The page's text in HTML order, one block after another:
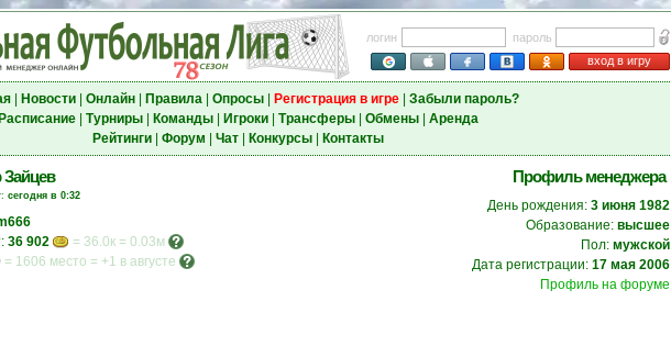
логин
пароль
вход в игру
| Новости| Онлайн| Правила| Опросы| Регистрация в игре| Забыли пароль?
Расписание| Турниры| Команды| Игроки| Трансферы| Обмены| Аренда
Рейтинги| Форум Чат| Конкурсы| Контакты
сегодня в 0:32
36 902
= 36.0к = 0.03м
= 1606 место = +1 в августе
Профиль менеджера
День рождения: 3 июня 1982
Образование: высшее
Пол: мужской
Дата регистрации: 17 мая 2006
Профиль на форуме